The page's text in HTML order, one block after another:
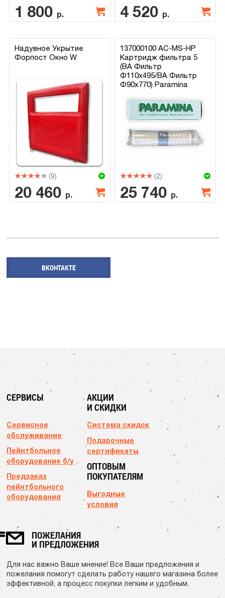
1 800 р. 4 520 р.
Надувное Укрытие
Форпост Окно W
(9)
20 460 р.
137000100 AC-MS-HP
Картридж фильтра 5
(BA Фильтр
Φ110x495/BA Фильтр
Φ90x770) Paramina
(2)
25 740 р.
ВКОНТАКТЕ
СЕРВИСЫ
Сервисное
обслуживание
Пейнтбольное
оборудование б/у
Предзаказ
пейнтбольного
оборудования
АКЦИИ
И СКИДКИ
Система скидок
Подарочные
сертификаты
ОПТОВЫМ
ПОКУПАТЕЛЯМ
Выгодные
условия
ПОЖЕЛАНИЯ
И ПРЕДЛОЖЕНИЯ
Для нас важно Ваше мнение! Все Ваши предложения и
пожелания помогут сделать работу нашего магазина более
эффективной, а процесс покупки легким и удобным.